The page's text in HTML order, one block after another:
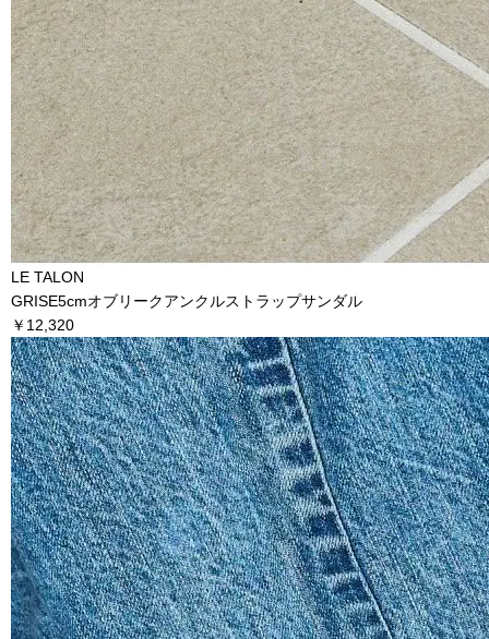
LE TALON
GRISE5cmオブリークアンクルストラップサンダル
￥12,320